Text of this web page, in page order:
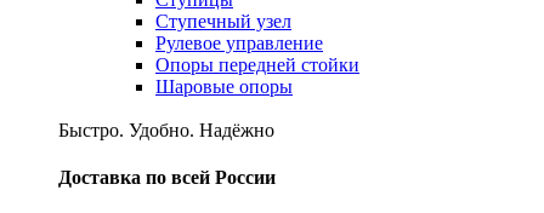
Ступечный узел
Рулевое управление
Опоры передней стойки
Шаровые опоры
Быстро. Удобно. Надёжно
Доставка по всей России